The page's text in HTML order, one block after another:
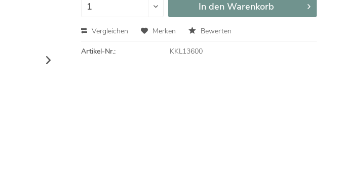
In den Warenkorb
Vergleichen Merken Bewerten
Artikel-Nr.: KKL13600